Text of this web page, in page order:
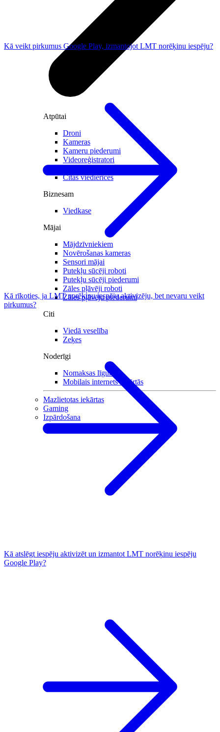
Atpūtai
Droni
Kameras
Kameru piederumi
Videoreģistratori
Citas viedierīces
Biznesam
Viedkase
Mājai
Mājdzīvniekiem
Novērošanas kameras
Sensori mājai
Putekļu sūcēji roboti
Putekļu sūcēji piederumi
Zāles pļāvēji roboti
Zāles pļāvēju piederumi
Citi
Viedā veselība
Zeķes
Noderīgi
Nomaksas līgums
Mobilais internets iekārtās
Mazlietotas iekārtas
Gaming
Izpārdošana
Kā veikt pirkumus Google Play, izmantojot LMT norēķinu iespēju?
Kā rīkoties, ja LMT norēķinu iespēju aktivizēju, bet nevaru veikt
pirkumus?
Kā atslēgt iespēju aktivizēt un izmantot LMT norēķinu iespēju
Google Play?